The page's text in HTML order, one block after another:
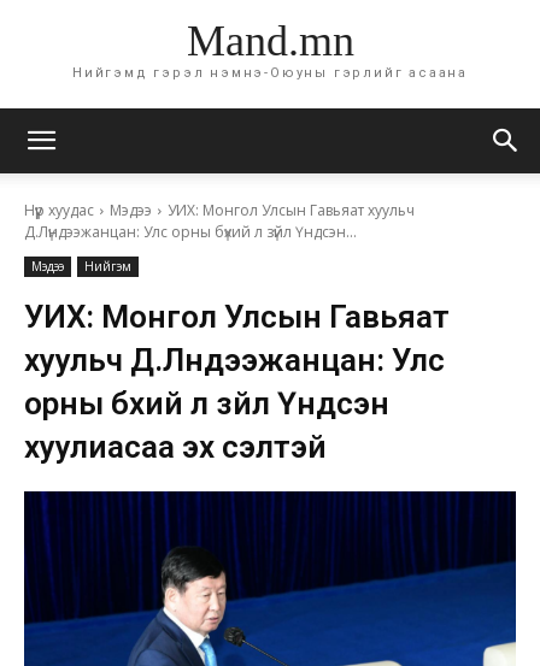
Mand.mn
Нийгэмд гэрэл нэмнэ-Оюуны гэрлийг асаана
Нүүр хуудас Мэдээ
УИХ: Монгол Улсын Гавьяат хуульч
Д.Лүндээжанцан: Улс орны бүхий л зүйл Үндсэн...
Мэдээ Нийгэм
УИХ: Монгол Улсын Гавьяат
хуульч Д.Лүндээжанцан: Улс
орны бүхий л зүйл Үндсэн
хуулиасаа эх үүсэлтэй